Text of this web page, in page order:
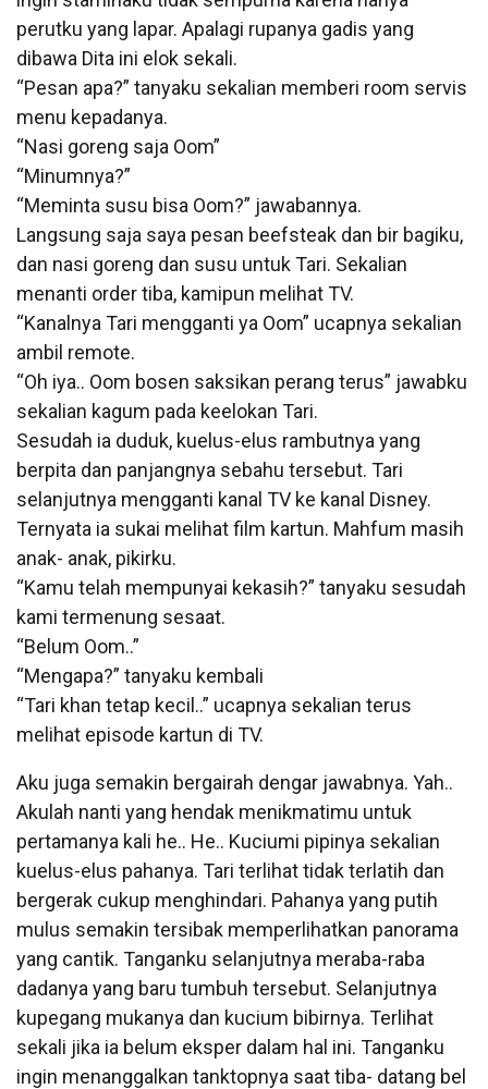
perutku yang lapar. Apalagi rupanya gadis yang
dibawa Dita ini elok sekali.
“Pesan apa?” tanyaku sekalian memberi room servis
menu kepadanya.
“Nasi goreng saja Oom”
“Minumnya?”
“Meminta susu bisa Oom?” jawabannya.
Langsung saja saya pesan beefsteak dan bir bagiku,
dan nasi goreng dan susu untuk Tari. Sekalian
menanti order tiba, kamipun melihat TV.
“Kanalnya Tari mengganti ya Oom” ucapnya sekalian
ambil remote.
“Oh iya.. Oom bosen saksikan perang terus” jawabku
sekalian kagum pada keelokan Tari.
Sesudah ia duduk, kuelus-elus rambutnya yang
berpita dan panjangnya sebahu tersebut. Tari
selanjutnya mengganti kanal TV ke kanal Disney.
Ternyata ia sukai melihat film kartun. Mahfum masih
anak- anak, pikirku.
“Kamu telah mempunyai kekasih?” tanyaku sesudah
kami termenung sesaat.
“Belum Oom..”
“Mengapa?” tanyaku kembali
“Tari khan tetap kecil..” ucapnya sekalian terus
melihat episode kartun di TV.
Aku juga semakin bergairah dengar jawabnya. Yah..
Akulah nanti yang hendak menikmatimu untuk
pertamanya kali he.. He.. Kuciumi pipinya sekalian
kuelus-elus pahanya. Tari terlihat tidak terlatih dan
bergerak cukup menghindari. Pahanya yang putih
mulus semakin tersibak memperlihatkan panorama
yang cantik. Tanganku selanjutnya meraba-raba
dadanya yang baru tumbuh tersebut. Selanjutnya
kupegang mukanya dan kucium bibirnya. Terlihat
sekali jika ia belum eksper dalam hal ini. Tanganku
ingin menanggalkan tanktopnya saat tiba- datang bel